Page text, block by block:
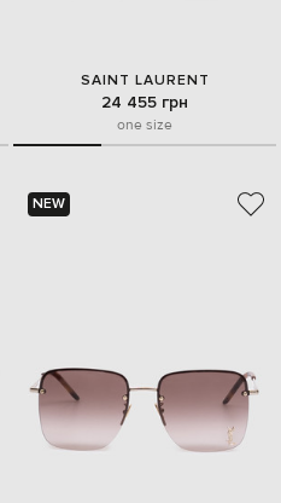
SAINT LAURENT
24 455 грн
one size
NEW